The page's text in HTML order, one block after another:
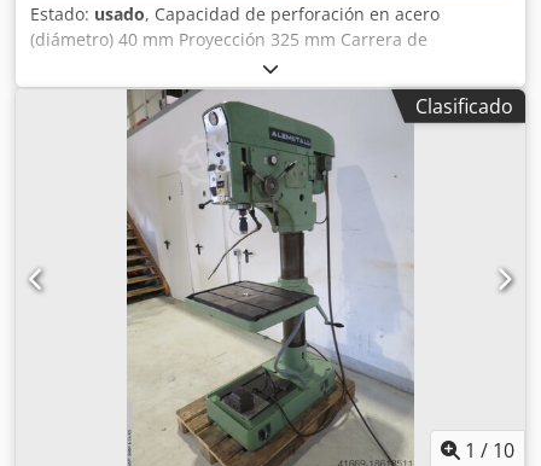
Estado: usado, Capacidad de perforación en acero
(diámetro) 40 mm Proyección 325 mm Carrera de
perforación 170 mm Área de sujeción de la mesa 730 x 590
mm Velocidad 130 – 1200 rpm Avance 0,09 - 0,16 - 0,28
mm/rev Portaherramientas MK 4 Cedpfswn T A Usx Afdoha
Requerimiento total de potencia 1,8 kW Peso aproximado
de la máquina. 0,7 toneladas Dimensiones L x An x Al 1,2 x
0,8 x 2,15 m Ejercicio con: alimentar 2 etapas de
engranajes Rotación izquierda/derecha Interruptor de pie
Luz de la máquina
Clasificado
1 / 10